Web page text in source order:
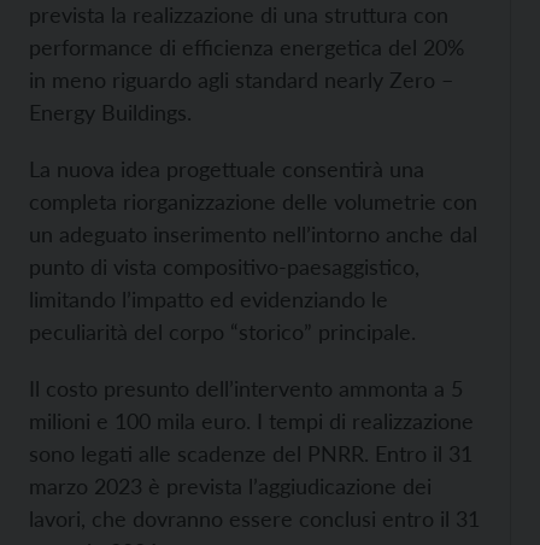
prevista la realizzazione di una struttura con
performance di efficienza energetica del 20%
in meno riguardo agli standard nearly Zero –
Energy Buildings.
La nuova idea progettuale consentirà una
completa riorganizzazione delle volumetrie con
un adeguato inserimento nell’intorno anche dal
punto di vista compositivo-paesaggistico,
limitando l’impatto ed evidenziando le
peculiarità del corpo “storico” principale.
Il costo presunto dell’intervento ammonta a 5
milioni e 100 mila euro. I tempi di realizzazione
sono legati alle scadenze del PNRR. Entro il 31
marzo 2023 è prevista l’aggiudicazione dei
lavori, che dovranno essere conclusi entro il 31